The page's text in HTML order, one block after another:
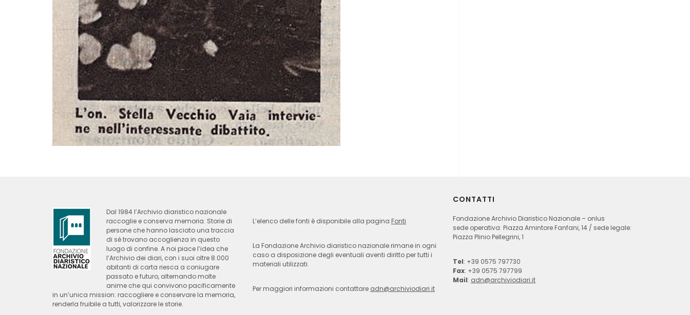
Dal 1984 l’Archivio diaristico nazionale
raccoglie e conserva memoria. Storie di
persone che hanno lasciato una traccia
di sé trovano accoglienza in questo
luogo di confine. A noi piace l’idea che
l’Archivio dei diari, con i suoi oltre 8.000
abitanti di carta riesca a coniugare
passato e futuro, alternando molte
anime che qui convivono pacificamente
in un’unica mission: raccogliere e conservare la memoria,
renderla fruibile a tutti, valorizzare le storie.
L’elenco delle fonti è disponibile alla pagina Fonti
La Fondazione Archivio diaristico nazionale rimane in ogni
caso a disposizione degli eventuali aventi diritto per tutti i
materiali utilizzati.
Per maggiori informazioni contattare adn@archiviodiari.it
CONTATTI
Fondazione Archivio Diaristico Nazionale – onlus
sede operativa: Piazza Amintore Fanfani, 14 / sede legale:
Piazza Plinio Pellegrini, 1
Tel: +39 0575 797730
Fax: +39 0575 797799
Mail: adn@archiviodiari.it